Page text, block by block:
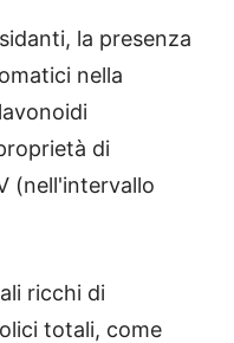
la presenza
nella
di
(nell'intervallo
ricchi di
totali, come